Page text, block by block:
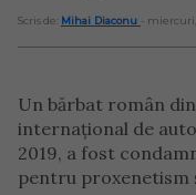
Scris de: Mihai Diaconu - miercuri,
Un bărbat român
internațional de
2019, a fost
pentru proxenetism